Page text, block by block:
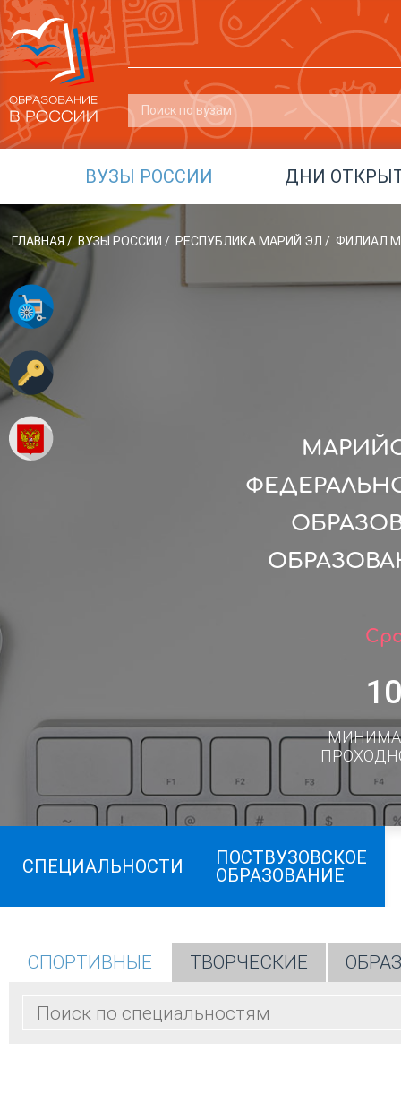
ВУЗЫ РОССИИ ДНИ
ГЛАВНАЯ / ВУЗЫ РОССИИ / РЕСПУБЛИКА МАРИЙ ЭЛ / ФИЛИАЛ
СПЕЦИАЛЬНОСТИ
ПОСТВУЗОВСКОЕ
ОБРАЗОВАНИЕ
СПОРТИВНЫЕ ТВОРЧЕСКИЕ